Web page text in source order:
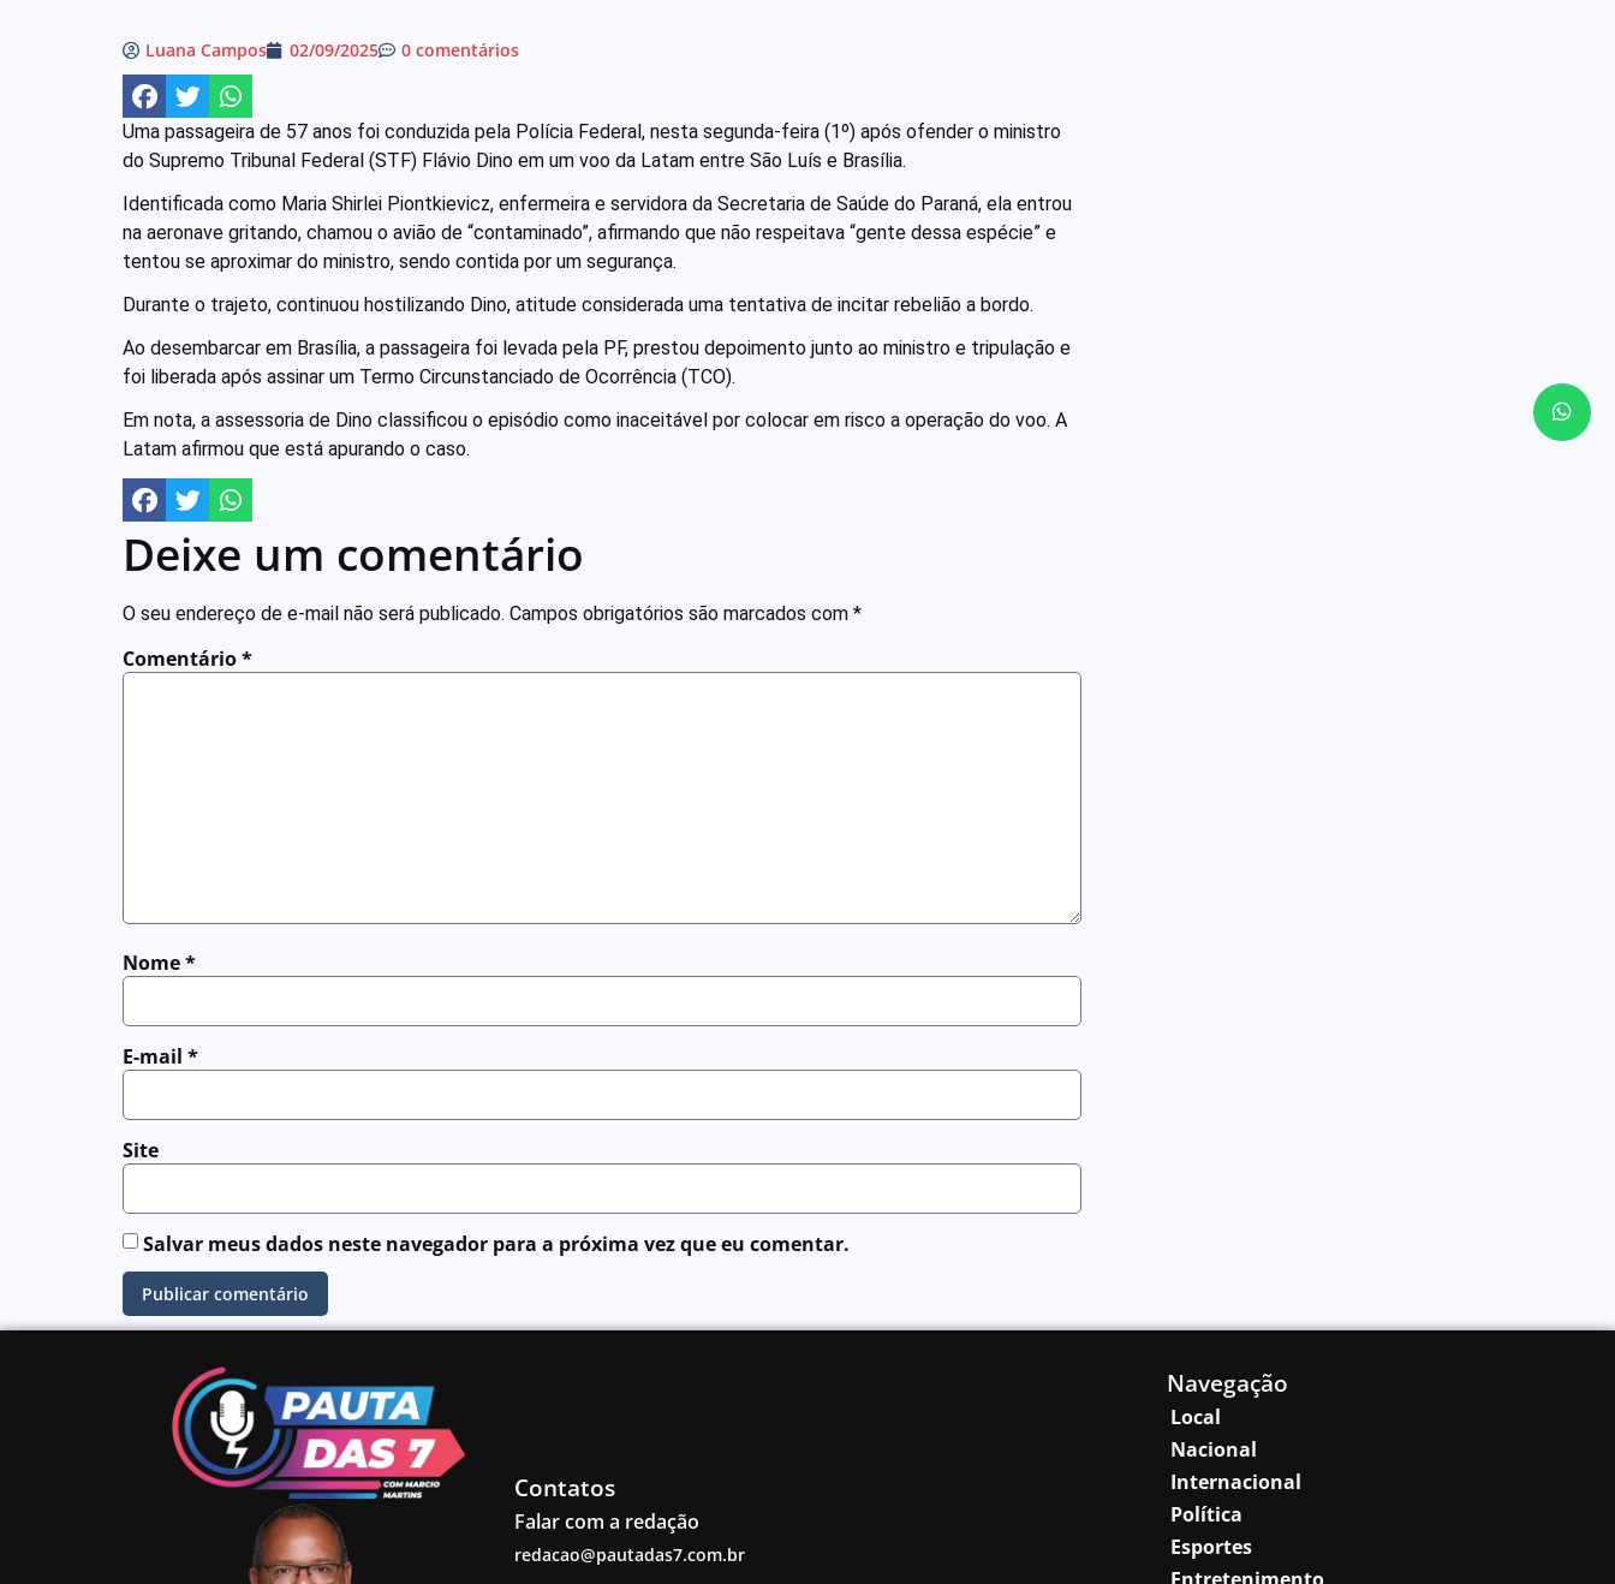
Luana Campos 02/09/2025 0 comentários
Uma passageira de 57 anos foi conduzida pela Polícia Federal, nesta segunda-feira (1º) após ofender o ministro
do Supremo Tribunal Federal (STF) Flávio Dino em um voo da Latam entre São Luís e Brasília.
Identificada como Maria Shirlei Piontkievicz, enfermeira e servidora da Secretaria de Saúde do Paraná, ela entrou
na aeronave gritando, chamou o avião de “contaminado”, afirmando que não respeitava “gente dessa espécie” e
tentou se aproximar do ministro, sendo contida por um segurança.
Durante o trajeto, continuou hostilizando Dino, atitude considerada uma tentativa de incitar rebelião a bordo.
Ao desembarcar em Brasília, a passageira foi levada pela PF, prestou depoimento junto ao ministro e tripulação e
foi liberada após assinar um Termo Circunstanciado de Ocorrência (TCO).
Em nota, a assessoria de Dino classificou o episódio como inaceitável por colocar em risco a operação do voo. A
Latam afirmou que está apurando o caso.
Deixe um comentário
O seu endereço de e-mail não será publicado. Campos obrigatórios são marcados com *
Comentário*
Nome*
E-mail *
Site
Salvar meus dados neste navegador para a próxima vez que eu comentar.
Contatos
Falar com a redação
redacao@pautadas7.com.br
Navegação
Local
Nacional
Internacional
Política
Esportes